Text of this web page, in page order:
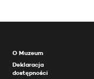
O Muzeum
Deklaracja
dostępności